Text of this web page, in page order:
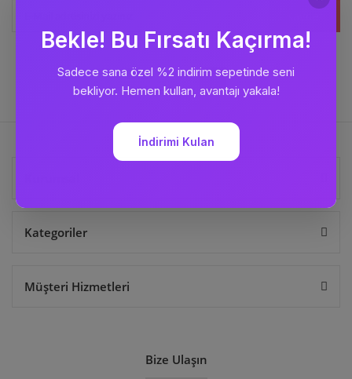
Bizi
Takip Edin
Kategoriler
Müşteri Hizmetleri
Bize Ulaşın